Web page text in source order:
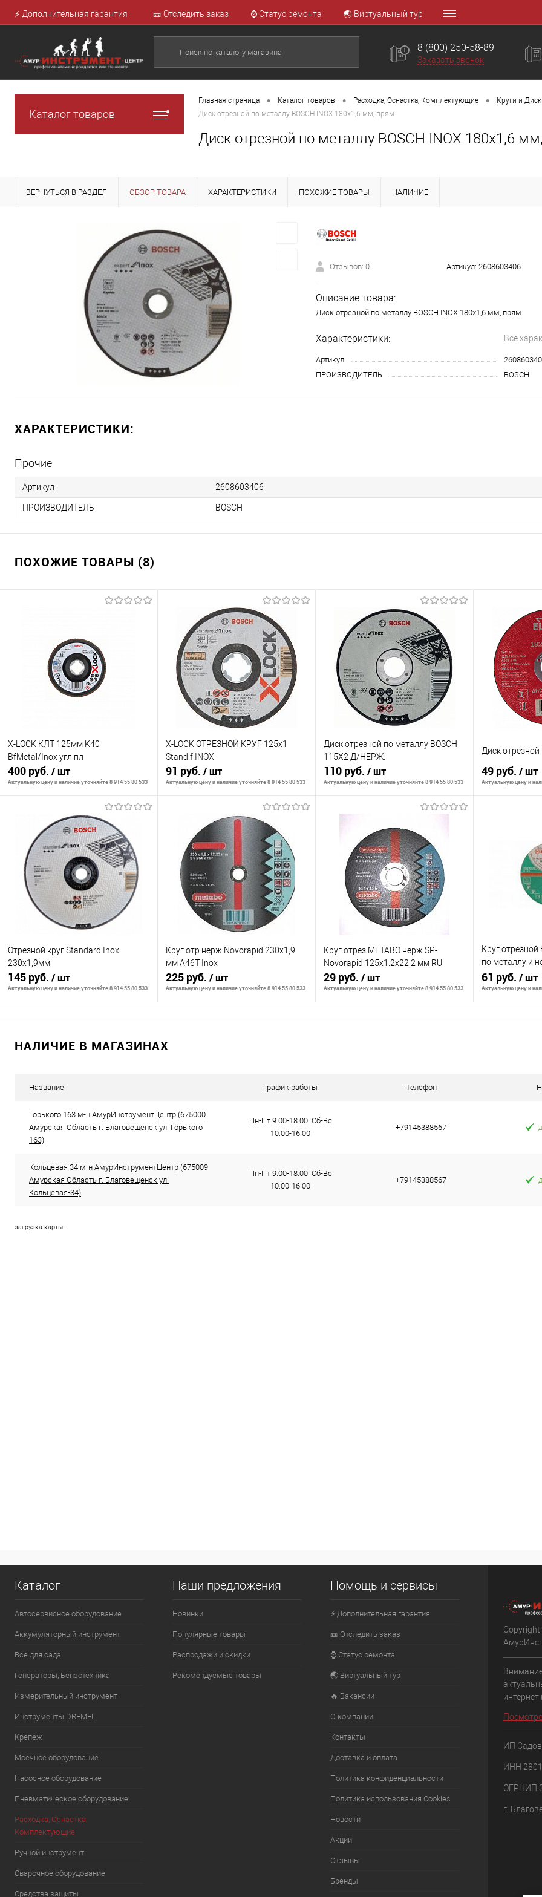
⚡ Дополнительная гарантия 🎫 Отследить заказ ⌚ Статус ремонта 🌏 Виртуальный тур
8 (800) 250-58-89
Заказать звонок
Каталог товаров
Главная страница • Каталог товаров • Расходка, Оснастка, Комплектующие • Круги и
Диск отрезной по металлу BOSCH INOX 180x1,6 мм, прям
Диск отрезной по металлу BOSCH INOX 180x1,6
ВЕРНУТЬСЯ В РАЗДЕЛ ОБЗОР ТОВАРА ХАРАКТЕРИСТИКИ ПОХОЖИЕ ТОВАРЫ НАЛИЧИЕ
Отзывов: 0 Артикул: 2608603406
Описание товара:
Диск отрезной по металлу BOSCH INOX 180x1,6 мм, прям
Характеристики: Все
Артикул
ПРОИЗВОДИТЕЛЬ
BOSCH
ХАРАКТЕРИСТИКИ:
Прочие
Артикул 2608603406
ПРОИЗВОДИТЕЛЬ BOSCH
ПОХОЖИЕ ТОВАРЫ (8)
X-LOCK КЛТ 125мм K40
BfMetal/Inox угл.пл
400 руб. / шт
Актуальную цену и наличие уточняйте 8 914 55 80 533
В корзину
К сравнению
В избранное
В наличии
X-LOCK ОТРЕЗНОЙ КРУГ 125x1
Stand.f.INOX
91 руб. / шт
Актуальную цену и наличие уточняйте 8 914 55 80 533
В корзину
К сравнению
В избранное
В наличии
Диск отрезной по металлу BOSCH
115Х2 Д/НЕРЖ.
110 руб. / шт
Актуальную цену и наличие уточняйте 8 914 55 80 533
В корзину
К сравнению
В избранное
В наличии
Диск отрезной
49 руб. / шт
Актуальную цену и
К сравнению
В избранное
Отрезной круг Standard Inox
230x1,9мм
145 руб. / шт
Актуальную цену и наличие уточняйте 8 914 55 80 533
В избранное
Круг отр нерж Novorapid 230x1,9
мм A46T Inox
225 руб. / шт
Актуальную цену и наличие уточняйте 8 914 55 80 533
В наличии
Круг отрез.METABO нерж SP-
Novorapid 125x1.2x22,2 мм RU
29 руб. / шт
Актуальную цену и наличие уточняйте 8 914 55 80 533
В наличии
Круг
по металлу и
A 40 S BF / 180
61 руб. / шт
Актуальную цену и
В избранное
НАЛИЧИЕ В МАГАЗИНАХ
Название График работы Телефон
Горького 163 м-н АмурИнструментЦентр (675000
Амурская Область г. Благовещенск ул. Горького
163)
Пн-Пт 9.00-18.00. Сб-Вс
10.00-16.00
+79145388567
Кольцевая 34 м-н АмурИнструментЦентр (675009
Амурская Область г. Благовещенск ул.
Кольцевая-34)
Пн-Пт 9.00-18.00. Сб-Вс
10.00-16.00
+79145388567
загрузка карты...
Каталог
Автосервисное оборудование
Аккумуляторный инструмент
Все для сада
Генераторы, Бензотехника
Измерительный инструмент
Инструменты DREMEL
Крепеж
Моечное оборудование
Насосное оборудование
Пневматическое оборудование
Расходка, Оснастка,
Комплектующие
Ручной инструмент
Сварочное оборудование
Средства защиты
Наши предложения
Новинки
Популярные товары
Распродажи и скидки
Рекомендуемые товары
Помощь и сервисы
⚡ Дополнительная гарантия
🎫 Отследить заказ
⌚ Статус ремонта
🌏 Виртуальный тур
🔥 Вакансии
О компании
Контакты
Доставка и оплата
Политика конфиденциальности
Политика использования Cookies
Новости
Акции
Отзывы
Бренды
интернет
ИП
ИНН
ОГРНИП
г.